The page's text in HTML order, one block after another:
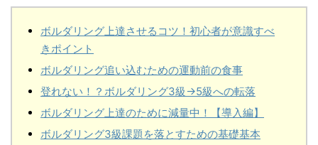
ボルダリング上達させるコツ！初心者が意識すべ
きポイント
ボルダリング追い込むための運動前の食事
登れない！？ボルダリング3級→5級への転落
ボルダリング上達のために減量中！【導入編】
ボルダリング3級課題を落とすための基礎基本